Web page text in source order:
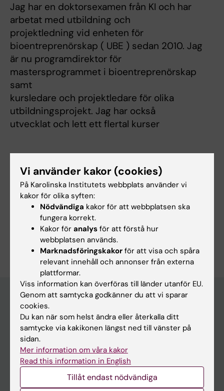
Jag har en doktorsexamen från KI och har
arbetat med utbildning och
projektledning vid enheten för
bioentreprenörskap ( UBE ) sedan 2010. Jag
är nu programdirektor för
mastersprogrammet i bioentreprenörskap
samt
kursledare och projektledare för olika
utbildningsprojekt. Jag har också
utvecklat och lett ett flertal kurser
Länkar:
ki.se
Forskningsområden:
Cell- och molekylärbiologi
Utvecklingsbiologi
Är du Madelen Lek?
Redigera din profil
Huvudmeny
Utbildning
Forskarutbildning
Forskning
Vi använder kakor (cookies)
På Karolinska Institutets webbplats använder vi
kakor för olika syften:
Nödvändiga kakor för att webbplatsen ska
fungera korrekt.
Kakor för analys för att förstå hur
webbplatsen används.
Marknadsföringskakor för att visa och spåra
relevant innehåll och annonser från externa
plattformar.
Viss information kan överföras till länder utanför EU.
Genom att samtycka godkänner du att vi sparar
cookies.
Du kan när som helst ändra eller återkalla ditt
samtycke via kakikonen längst ned till vänster på
sidan.
Mer information om våra kakor
Read this information in English
Tillåt endast nödvändiga